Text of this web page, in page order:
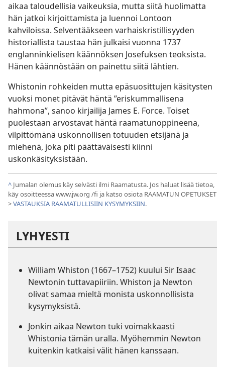
aikaa taloudellisia vaikeuksia, mutta siitä huolimatta
hän jatkoi kirjoittamista ja luennoi Lontoon
kahviloissa. Selventääkseen varhaiskristillisyyden
historiallista taustaa hän julkaisi vuonna 1737
englanninkielisen käännöksen Josefuksen teoksista.
Hänen käännöstään on painettu siitä lähtien.
Whistonin rohkeiden mutta epäsuosittujen käsitysten
vuoksi monet pitävät häntä ”eriskummallisena
hahmona”, sanoo kirjailija James E. Force. Toiset
puolestaan arvostavat häntä raamatunoppineena,
vilpittömänä uskonnollisen totuuden etsijänä ja
miehenä, joka piti päättäväisesti kiinni
uskonkäsityksistään.
^ Jumalan olemus käy selvästi ilmi Raamatusta. Jos haluat lisää tietoa,
käy osoitteessa www.jw.org /fi ja katso osiota RAAMATUN OPETUKSET
>VASTAUKSIA RAAMATULLISIIN KYSYMYKSIIN.
LYHYESTI
William Whiston (1667–1752) kuului Sir Isaac
Newtonin tuttavapiiriin. Whiston ja Newton
olivat samaa mieltä monista uskonnollisista
kysymyksistä.
Jonkin aikaa Newton tuki voimakkaasti
Whistonia tämän uralla. Myöhemmin Newton
kuitenkin katkaisi välit hänen kanssaan.